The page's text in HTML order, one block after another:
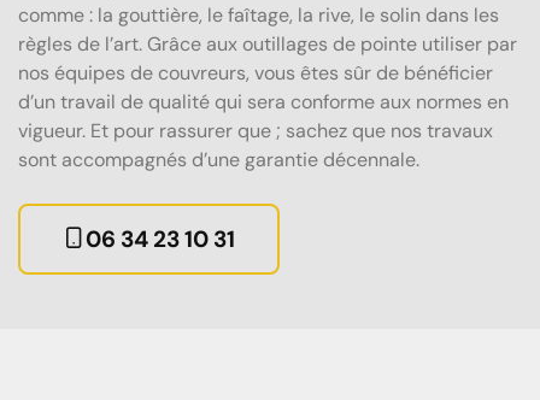
comme : la gouttière, le faîtage, la rive, le solin dans les
règles de l’art. Grâce aux outillages de pointe utiliser par
nos équipes de couvreurs, vous êtes sûr de bénéficier
d’un travail de qualité qui sera conforme aux normes en
vigueur. Et pour rassurer que ; sachez que nos travaux
sont accompagnés d’une garantie décennale.
06 34 23 10 31